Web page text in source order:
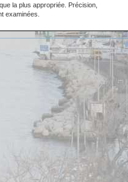
la plus appropriée. Précision,
examinées.